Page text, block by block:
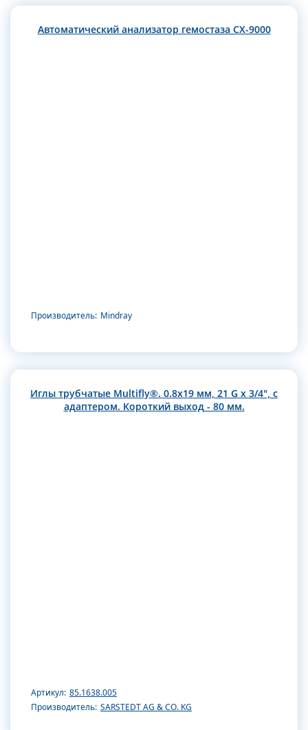
Автоматический анализатор гемостаза CX-9000
Производитель: Mindray
Иглы трубчатые Multifly®. 0.8х19 мм, 21 G x 3/4", с
адаптером. Короткий выход - 80 мм.
Артикул: 85.1638.005
Производитель: SARSTEDT AG & CO. KG